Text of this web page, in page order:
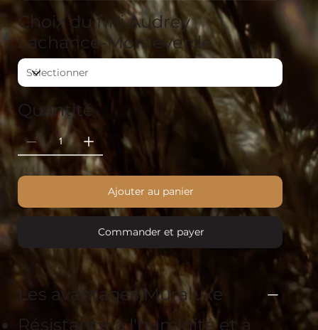
Choix du fini Audrey
Lachance-Monteverde
Quantité
Ajouter au panier
Commander et payer
Les avantages Muraluxe
Résistance à l'humidité et à